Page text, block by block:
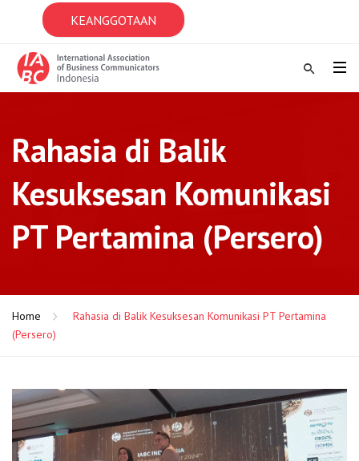
KEANGGOTAAN
Rahasia di Balik
Kesuksesan Komunikasi
PT Pertamina (Persero)
Home
Rahasia di Balik Kesuksesan Komunikasi PT Pertamina
(Persero)